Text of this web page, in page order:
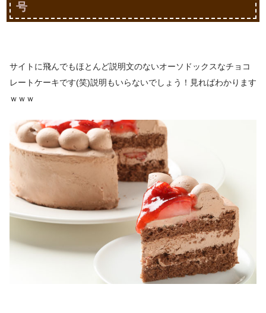
号
サイトに飛んでもほとんど説明文のないオーソドックスなチョコ
レートケーキです(笑)説明もいらないでしょう！見ればわかります
ｗｗｗ